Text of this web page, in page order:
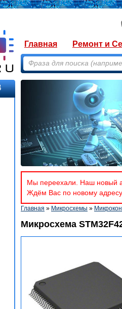
Главная Ремонт и
Мы переехали. Наш новый
Ждём Вас по новому
Главная » Микросхемы »
Микросхема